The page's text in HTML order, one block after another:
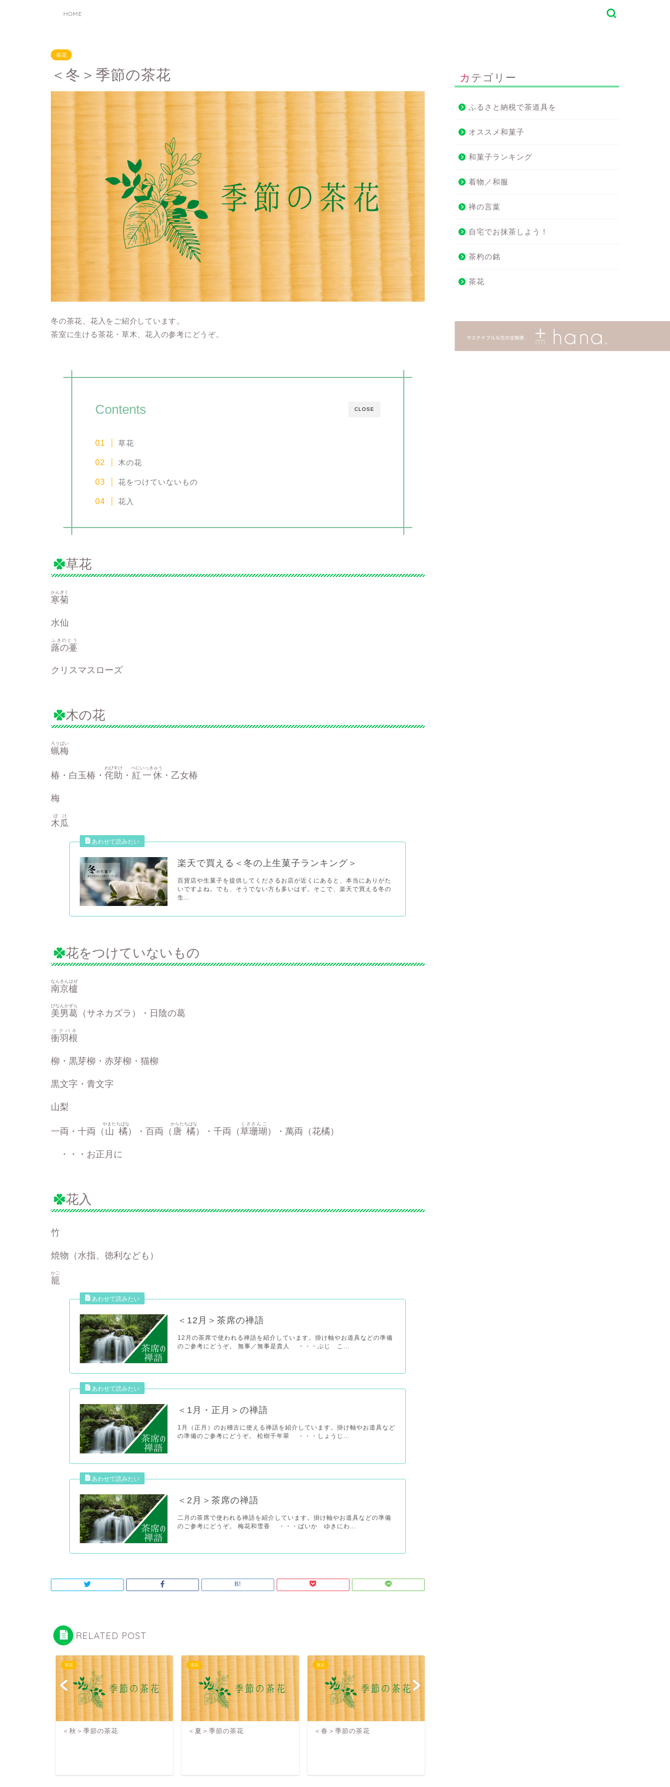
HOME
茶花
＜冬＞季節の茶花
冬の茶花、花入をご紹介しています。
茶室に生ける茶花・草木、花入の参考にどうぞ。
CLOSE
Contents
草花
木の花
花をつけていないもの
花入
草花
寒菊
かんぎく
水仙
蕗の薹
ふきのとう
クリスマスローズ
木の花
蝋梅
ろうばい
椿・白玉椿・ 侘助
わびすけ
・ 紅一休
べにいっきゅう
・乙女椿
梅
木瓜
ぼけ
楽天で買える＜冬の上生菓子ランキング＞
百貨店や生菓子を提供してくださるお店が近くにあると、本当にありがた
いですよね。でも、そうでない方も多いはず。そこで、楽天で買える冬の
生...
花をつけていないもの
南京櫨
なんきんはぜ
美男葛
びなんかずら
（サネカズラ）・日陰の葛
衝羽根
ツクバネ
柳・黒芽柳・赤芽柳・猫柳
黒文字・青文字
山梨
一両・十両（ 山橘
やまたちばな
）・百両（ 唐橘
からたちばな
）・千両（草珊瑚
くささんご
）・萬両（花橘）
・・・お正月に
花入
竹
焼物（水指、徳利なども）
籠
かご
＜12月＞茶席の禅語
12月の茶席で使われる禅語を紹介しています。掛け軸やお道具などの準備
のご参考にどうぞ。 無事／無事是貴人 ・・・ぶじ こ...
＜1月・正月＞の禅語
1月（正月）のお稽古に使える禅語を紹介しています。掛け軸やお道具など
の準備のご参考にどうぞ。 松樹千年翠 ・・・しょうじ...
＜2月＞茶席の禅語
二月の茶席で使われる禅語を紹介しています。掛け軸やお道具などの準備
のご参考にどうぞ。 梅花和雪香 ・・・ばいか ゆきにわ...
RELATED POST
茶花
＜秋＞季節の茶花
茶花
＜夏＞季節の茶花
茶花
＜春＞季節の茶花
カテゴリー
ふるさと納税で茶道具を
オススメ和菓子
和菓子ランキング
着物／和服
禅の言葉
自宅でお抹茶しよう！
茶杓の銘
茶花